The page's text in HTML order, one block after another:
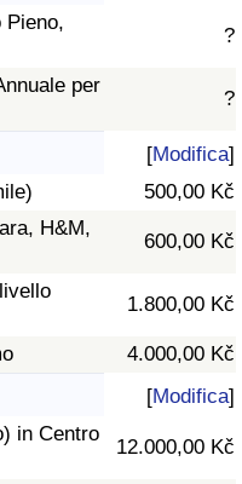
Pieno,
?
per
?
[Modifica]
500,00 Kč
H&M,
600,00 Kč
1.800,00 Kč
4.000,00 Kč
[Modifica]
in Centro
12.000,00 Kč